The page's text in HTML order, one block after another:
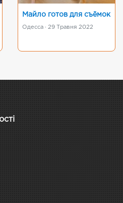
Майло готов для съёмок
Одесса · 29 Травня 2022